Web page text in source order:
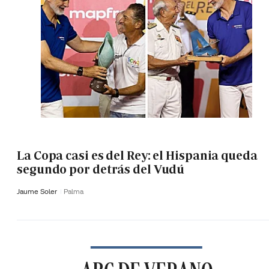
La Copa casi es del Rey: el Hispania queda
segundo por detrás del Vudú
Jaume Soler Palma